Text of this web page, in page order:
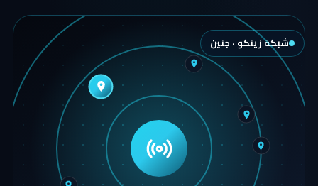
شبكة زينكو · جنين